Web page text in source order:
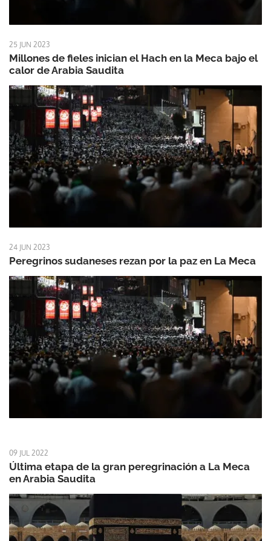
25 JUN 2023
Millones de fieles inician el Hach en la Meca bajo el
calor de Arabia Saudita
24 JUN 2023
Peregrinos sudaneses rezan por la paz en La Meca
09 JUL 2022
Última etapa de la gran peregrinación a La Meca
en Arabia Saudita